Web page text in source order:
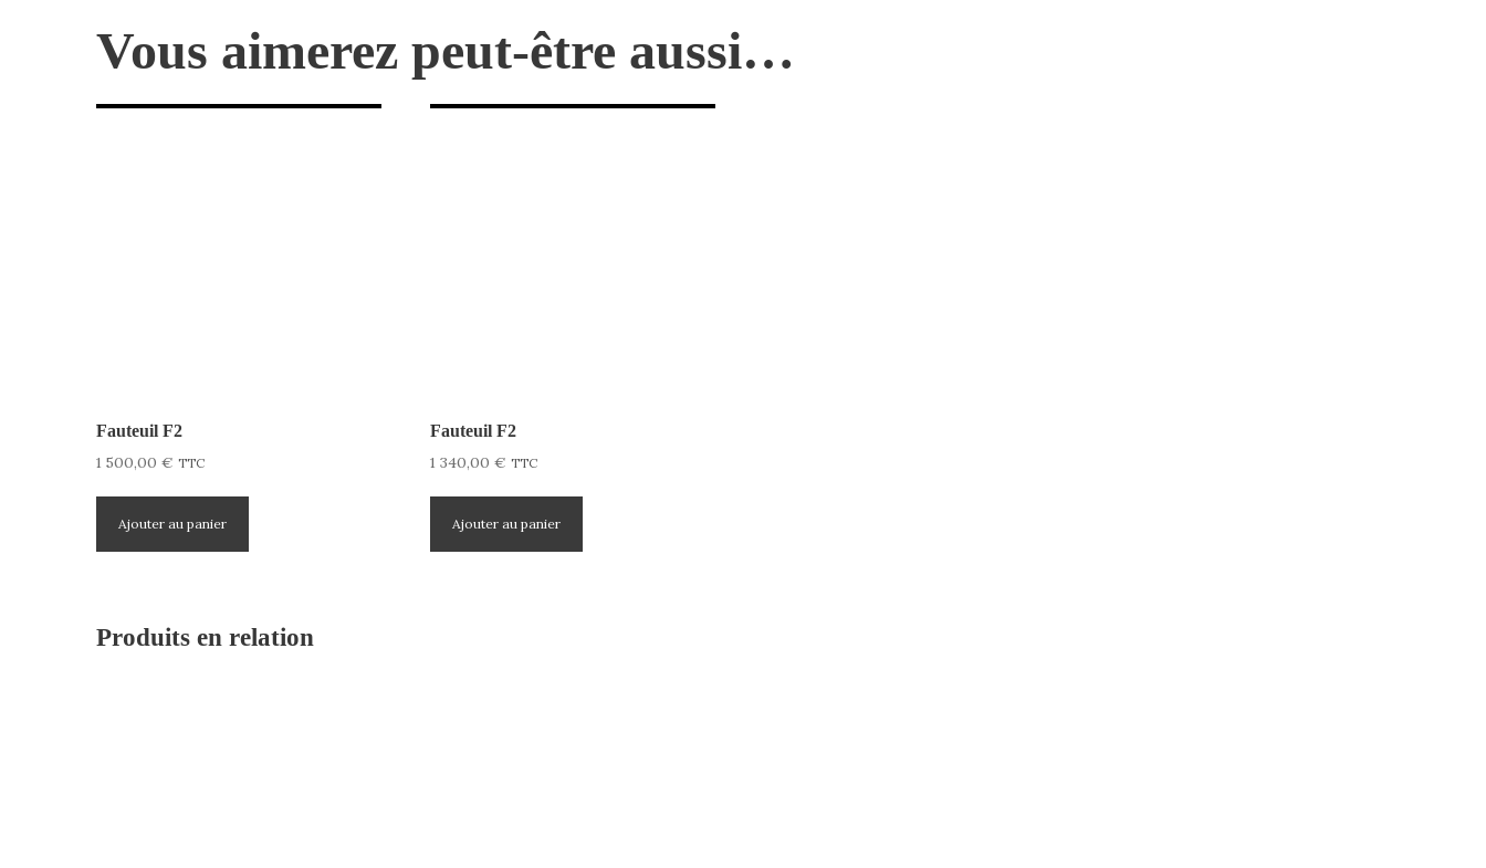
Vous aimerez peut-être aussi…
Fauteuil F2
1 500,00 € TTC
Ajouter au panier
Fauteuil F2
1 340,00€ TTC
Ajouter au panier
Produits en relation